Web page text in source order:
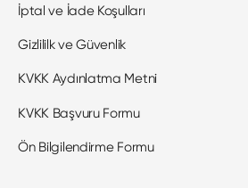
İptal ve İade Koşulları
Gizlililk ve Güvenlik
KVKK Aydınlatma Metni
KVKK Başvuru Formu
Ön Bilgilendirme Formu